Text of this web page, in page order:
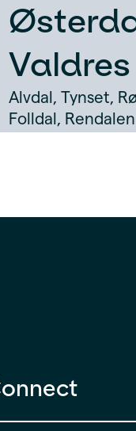
Valdres
Alvdal, Tynset,
Folldal,